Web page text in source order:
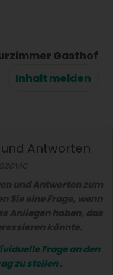
Gasthof
Inhalt melden
Antworten
und Antworten zum
Sie eine Frage, wenn
Anliegen haben, das
könnte.
Fragean den
zu stellen.